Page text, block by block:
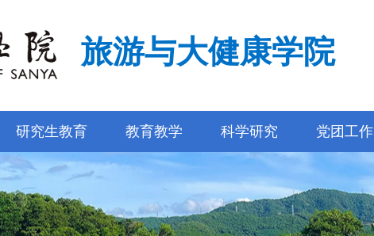
旅游与大健康学院
研究生教育 教育教学 科学研究 党团工作